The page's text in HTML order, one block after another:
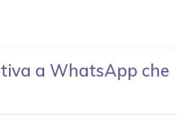
a WhatsApp che